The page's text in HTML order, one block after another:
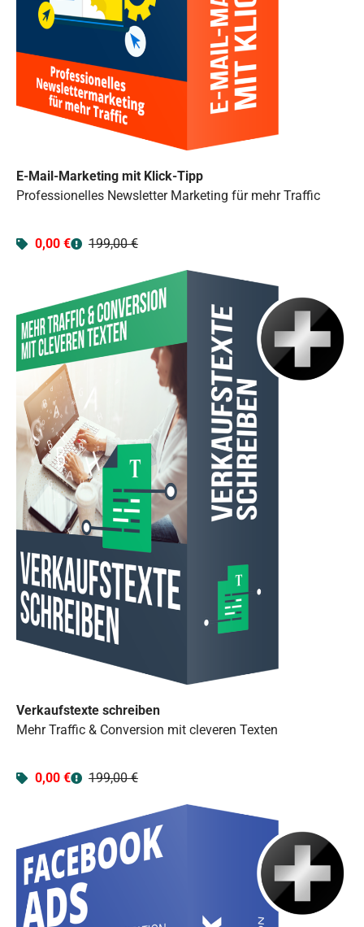
E-Mail-Marketing mit Klick-Tipp
Professionelles Newsletter Marketing für mehr Traffic
0,00 € 199,00 €
Verkaufstexte schreiben
Mehr Traffic & Conversion mit cleveren Texten
0,00 € 199,00 €